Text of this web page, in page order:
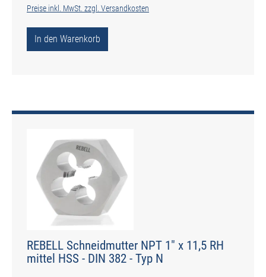
Preise inkl. MwSt. zzgl. Versandkosten
In den Warenkorb
REBELL Schneidmutter NPT 1" x 11,5 RH
mittel HSS - DIN 382 - Typ N